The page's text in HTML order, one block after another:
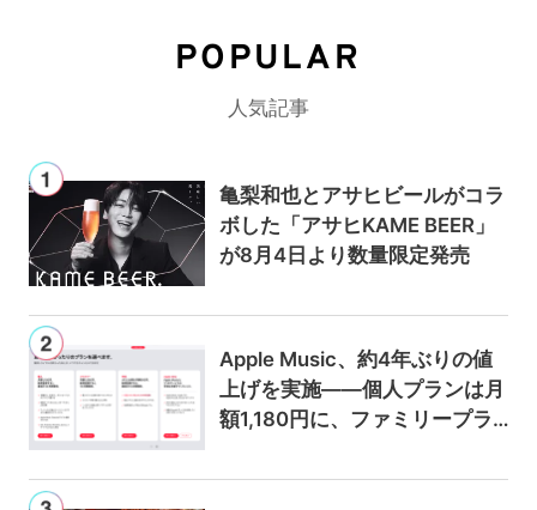
POPULAR
人気記事
亀梨和也とアサヒビールがコラ
ボした「アサヒKAME BEER」
が8月4日より数量限定発売
Apple Music、約4年ぶりの値
上げを実施——個人プランは月
額1,180円に、ファミリープラ